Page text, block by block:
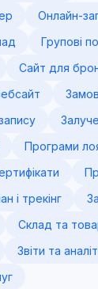
Онлайн-
Групові
Сайт для
Програми
і трекінг
Склад та
Звіти та